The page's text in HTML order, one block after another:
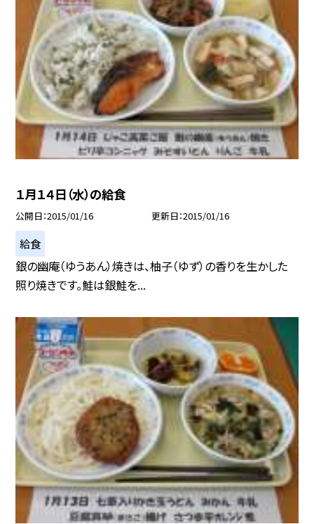
１月１４日（水）の給食
公開日 2015/01/16 更新日 2015/01/16
給食
銀の幽庵（ゆうあん）焼きは、柚子（ゆず）の香りを生かした
照り焼きです。鮭は銀鮭を...